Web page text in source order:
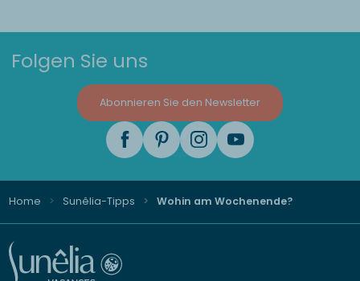
Folgen Sie uns
Abonnieren Sie den Newsletter
Home Sunêlia-Tipps Wohin am Wochenende?